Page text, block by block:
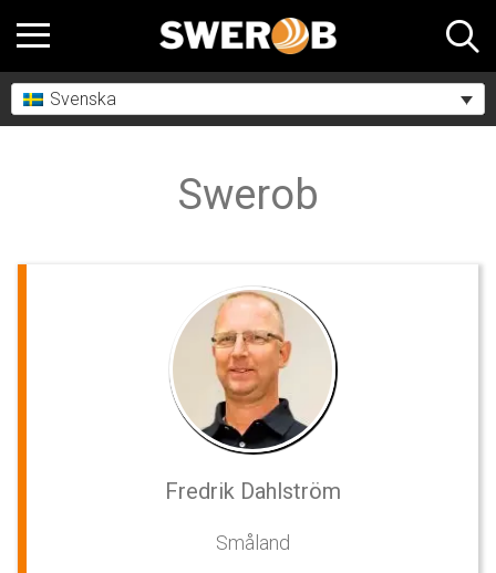
Svenska
Swerob
Fredrik Dahlström
Småland